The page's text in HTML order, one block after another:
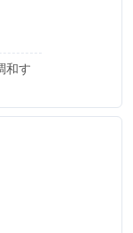
和す